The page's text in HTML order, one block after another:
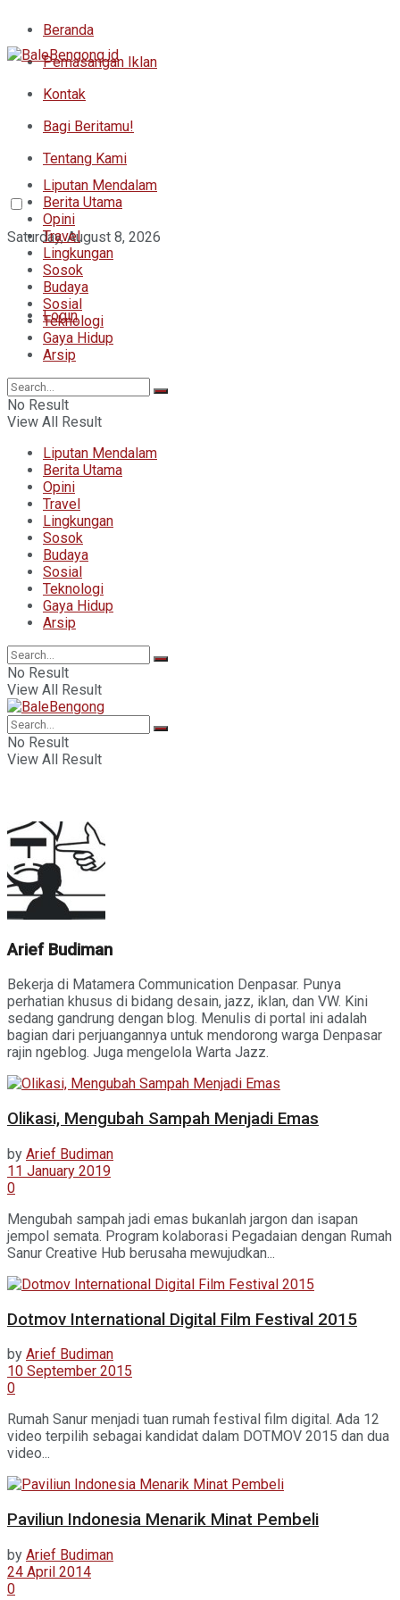
Beranda
Pemasangan Iklan
Kontak
Bagi Beritamu!
Tentang Kami
Saturday, August 8, 2026
Login
Liputan Mendalam
Berita Utama
Opini
Travel
Lingkungan
Sosok
Budaya
Sosial
Teknologi
Gaya Hidup
Arsip
No Result
View All Result
Liputan Mendalam
Berita Utama
Opini
Travel
Lingkungan
Sosok
Budaya
Sosial
Teknologi
Gaya Hidup
Arsip
No Result
View All Result
No Result
View All Result
Arief Budiman
Bekerja di Matamera Communication Denpasar. Punya
perhatian khusus di bidang desain, jazz, iklan, dan VW. Kini
sedang gandrung dengan blog. Menulis di portal ini adalah
bagian dari perjuangannya untuk mendorong warga Denpasar
rajin ngeblog. Juga mengelola Warta Jazz.
Olikasi, Mengubah Sampah Menjadi Emas
by Arief Budiman
11 January 2019
0
Mengubah sampah jadi emas bukanlah jargon dan isapan
jempol semata. Program kolaborasi Pegadaian dengan Rumah
Sanur Creative Hub berusaha mewujudkan...
Dotmov International Digital Film Festival 2015
by Arief Budiman
10 September 2015
0
Rumah Sanur menjadi tuan rumah festival film digital. Ada 12
video terpilih sebagai kandidat dalam DOTMOV 2015 dan dua
video...
Paviliun Indonesia Menarik Minat Pembeli
by Arief Budiman
24 April 2014
0